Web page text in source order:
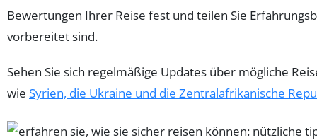
Bewertungen Ihrer Reise fest und teilen Sie
vorbereitet sind.
Sehen Sie sich regelmäßige Updates über mögliche
wie Syrien, die Ukraine und die Zentralafrikanische